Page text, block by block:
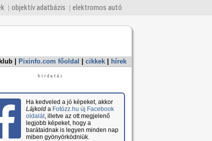
objektív adatbázis elektromos autó
Pixinfo.com főoldal cikkek hírek
Ha kedveled a jó képeket, akkor
Lájkolda Fotózz.hu új Facebook
oldalát, illetve az ott megjelenő
legjobb képeket, hogy a
barátaidnak is legyen minden nap
miben gyönyörködniük.